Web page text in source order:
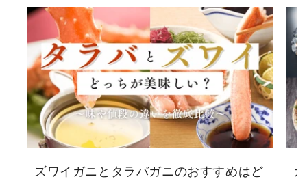
ズワイガニとタラバガニのおすすめはど